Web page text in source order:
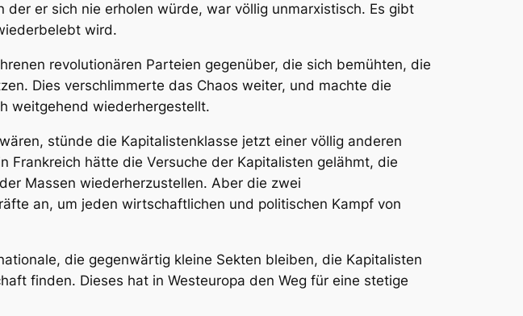
der er sich nie erholen würde, war völlig unmarxistisch. Es gibt
wird.
revolutionären Parteien gegenüber, die sich bemühten, die
Dies verschlimmerte das Chaos weiter, und machte die
weitgehend wiederhergestellt.
stünde die Kapitalistenklasse jetzt einer völlig anderen
Frankreich hätte die Versuche der Kapitalisten gelähmt, die
Massen wiederherzustellen. Aber die zwei
an, um jeden wirtschaftlichen und politischen Kampf von
die gegenwärtig kleine Sekten bleiben, die Kapitalisten
finden. Dieses hat in Westeuropa den Weg für eine stetige